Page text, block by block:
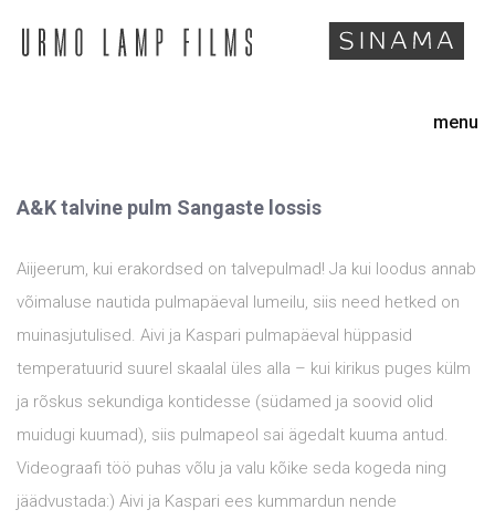
menu
A&K talvine pulm Sangaste lossis
Aiijeerum, kui erakordsed on talvepulmad! Ja kui loodus annab
võimaluse nautida pulmapäeval lumeilu, siis need hetked on
muinasjutulised. Aivi ja Kaspari pulmapäeval hüppasid
temperatuurid suurel skaalal üles alla – kui kirikus puges külm
ja rõskus sekundiga kontidesse (südamed ja soovid olid
muidugi kuumad), siis pulmapeol sai ägedalt kuuma antud.
Videograafi töö puhas võlu ja valu kõike seda kogeda ning
jäädvustada:) Aivi ja Kaspari ees kummardun nende